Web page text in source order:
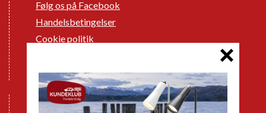
Følg os på Facebook
Handelsbetingelser
Cookie politik
GPDR - Optagelse af foto og video
Nye Campingvogne